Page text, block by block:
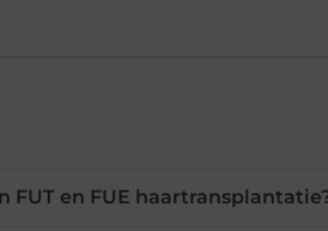
FUT en FUE